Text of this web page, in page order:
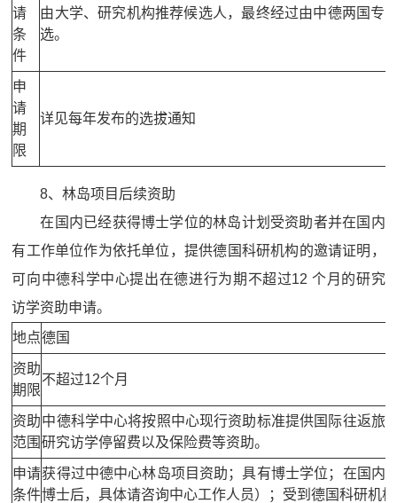
请
条
件
由大学、研究机构推荐候选人，最终经过由中德两国专
选。
申
请
期
限
详见每年发布的选拔通知
8、林岛项目后续资助
在国内已经获得博士学位的林岛计划受资助者并在国内
有工作单位作为依托单位，提供德国科研机构的邀请证明，
可向中德科学中心提出在德进行为期不超过12 个月的研究
访学资助申请。
地点德国
资助
期限
不超过12个月
资助
范围
中德科学中心将按照中心现行资助标准提供国际往返旅
研究访学停留费以及保险费等资助。
申请
条件
获得过中德中心林岛项目资助；具有博士学位；在国内
博士后，具体请咨询中心工作人员）；受到德国科研机